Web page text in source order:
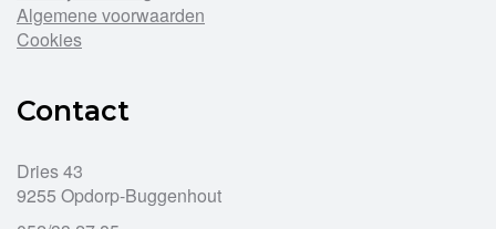
Algemene voorwaarden
Cookies
Contact
Dries 43
9255 Opdorp-Buggenhout